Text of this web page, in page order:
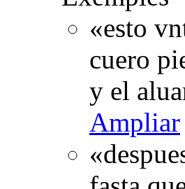
«esto
cuero
y el
Ampliar